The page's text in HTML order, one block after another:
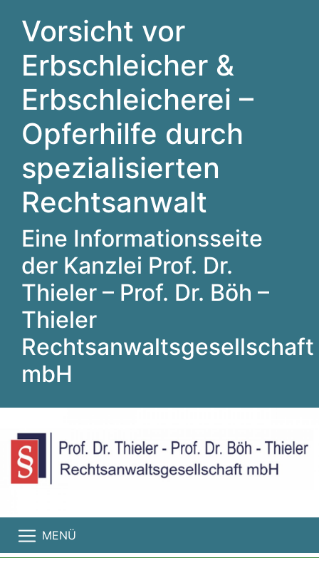
Vorsicht vor
Erbschleicher &
Erbschleicherei –
Opferhilfe durch
spezialisierten
Rechtsanwalt
Eine Informationsseite
der Kanzlei Prof. Dr.
Thieler – Prof. Dr. Böh –
Thieler
Rechtsanwaltsgesellschaft
mbH
MENÜ